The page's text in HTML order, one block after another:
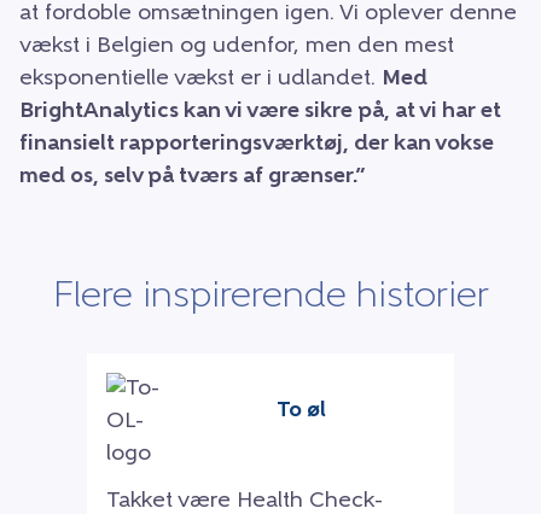
at fordoble omsætningen igen. Vi oplever denne
vækst i Belgien og udenfor, men den mest
eksponentielle vækst er i udlandet. Med
BrightAnalytics kan vi være sikre på, at vi har et
finansielt rapporteringsværktøj, der kan vokse
med os, selv på tværs af grænser.”
Flere inspirerende historier
To øl
Takket være Health Check-